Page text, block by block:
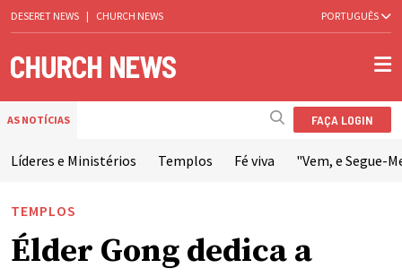
DESERET NEWS | CHURCH NEWS PORTUGUÊS
AS NOTÍCIAS FAÇA LOGIN
Líderes e Ministérios Templos Fé viva "Vem, e Segue-
TEMPLOS
Élder Gong dedica a